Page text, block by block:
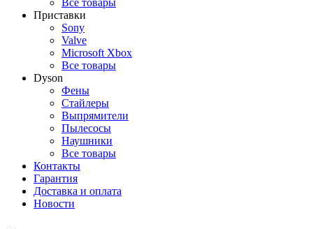
Все товары
Приставки
Sony
Valve
Microsoft Xbox
Все товары
Dyson
Фены
Стайлеры
Выпрямители
Пылесосы
Наушники
Все товары
Контакты
Гарантия
Доставка и оплата
Новости